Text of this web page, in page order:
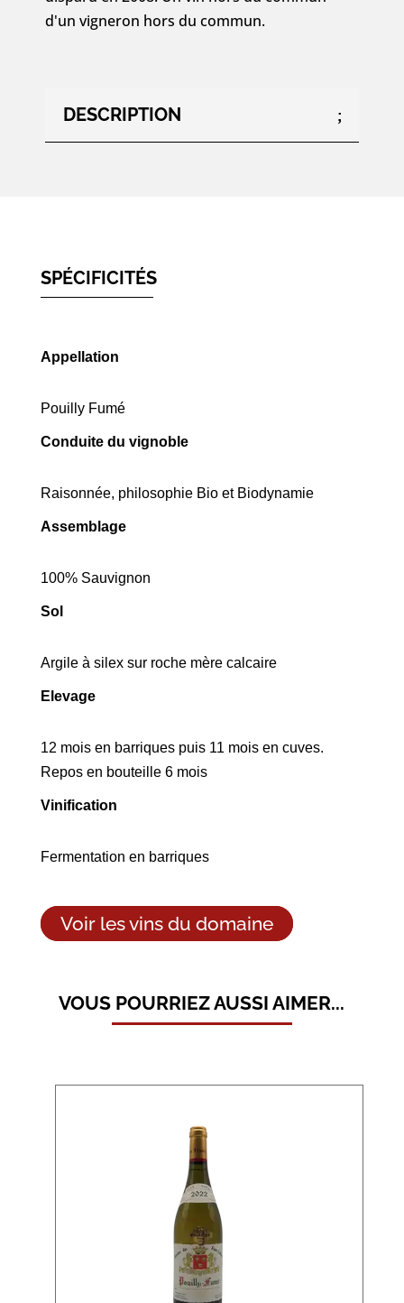
d'un vigneron hors du commun.
DESCRIPTION
SPÉCIFICITÉS
Appellation
Pouilly Fumé
Conduite du vignoble
Raisonnée, philosophie Bio et Biodynamie
Assemblage
100% Sauvignon
Sol
Argile à silex sur roche mère calcaire
Elevage
12 mois en barriques puis 11 mois en cuves.
Repos en bouteille 6 mois
Vinification
Fermentation en barriques
Voir les vins du domaine
VOUS POURRIEZ AUSSI AIMER...